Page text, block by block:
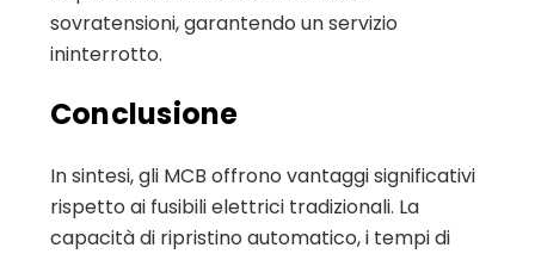
sovratensioni, garantendo un servizio
ininterrotto.
Conclusione
In sintesi, gli MCB offrono vantaggi significativi
rispetto ai fusibili elettrici tradizionali. La
capacità di ripristino automatico, i tempi di